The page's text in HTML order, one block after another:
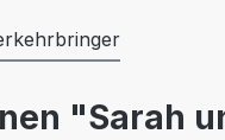
"Sarah